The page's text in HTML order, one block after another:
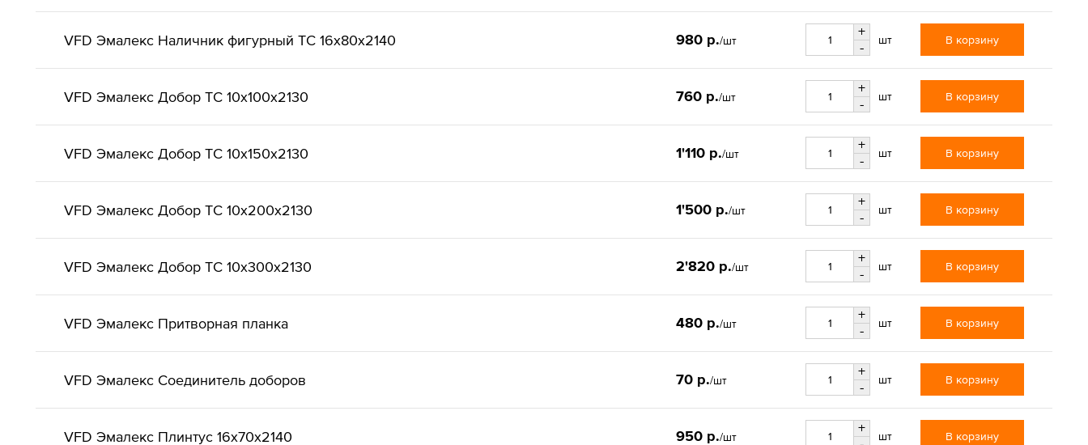
VFD Эмалекс Наличник фигурный ТС 16x80x2140 980 р./шт
+
-
шт В корзину
VFD Эмалекс Добор ТС 10x100x2130 760 р./шт
+
-
шт В корзину
VFD Эмалекс Добор ТС 10x150x2130 1'110 р./шт
+
-
шт В корзину
VFD Эмалекс Добор ТС 10x200x2130 1'500 р./шт
+
-
шт В корзину
VFD Эмалекс Добор ТС 10x300x2130 2'820 р./шт
+
-
шт В корзину
VFD Эмалекс Притворная планка 480 р./шт
+
-
шт В корзину
VFD Эмалекс Соединитель доборов 70 р./шт
+
-
шт В корзину
VFD Эмалекс Плинтус 16x70x2140 950 р./шт
+
шт В корзину